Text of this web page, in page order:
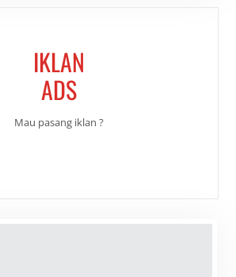
IKLAN
ADS
Mau pasang iklan ?